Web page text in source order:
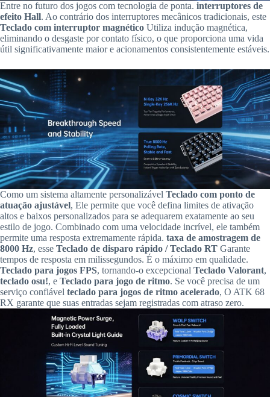
Entre no futuro dos jogos com tecnologia de ponta. interruptores de
efeito Hall. Ao contrário dos interruptores mecânicos tradicionais, este
Teclado com interruptor magnético Utiliza indução magnética,
eliminando o desgaste por contato físico, o que proporciona uma vida
útil significativamente maior e acionamentos consistentemente estáveis.
Como um sistema altamente personalizável Teclado com ponto de
atuação ajustável, Ele permite que você defina limites de ativação
altos e baixos personalizados para se adequarem exatamente ao seu
estilo de jogo. Combinado com uma velocidade incrível, ele também
permite uma resposta extremamente rápida. taxa de amostragem de
8000 Hz, esse Teclado de disparo rápido / Teclado RT Garante
tempos de resposta em milissegundos. É o máximo em qualidade.
Teclado para jogos FPS, tornando-o excepcional Teclado Valorant,
teclado osu!, e Teclado para jogo de ritmo. Se você precisa de um
serviço confiável teclado para jogos de ritmo acelerado, O ATK 68
RX garante que suas entradas sejam registradas com atraso zero.